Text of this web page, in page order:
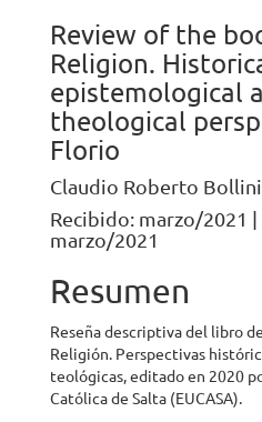
Review of the
Religion.
epistemological
theological
Florio
Claudio Roberto Bollini
Recibido: marzo/2021
marzo/2021
Resumen
Reseña descriptiva del libro
Religión. Perspectivas
teológicas, editado en 2020
Católica de Salta (EUCASA).